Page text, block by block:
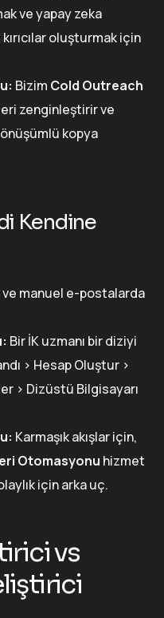
ve yapay zeka
oluşturmak için
Bizim Cold Outreach
zenginleştirir ve
kopya
Kendine
ve manuel e-postalarda
Bir İK uzmanı bir diziyi
> Hesap Oluştur >
> Dizüstü Bilgisayarı
Karmaşık akışlar için,
Otomasyonu hizmet
için arka uç.
vs